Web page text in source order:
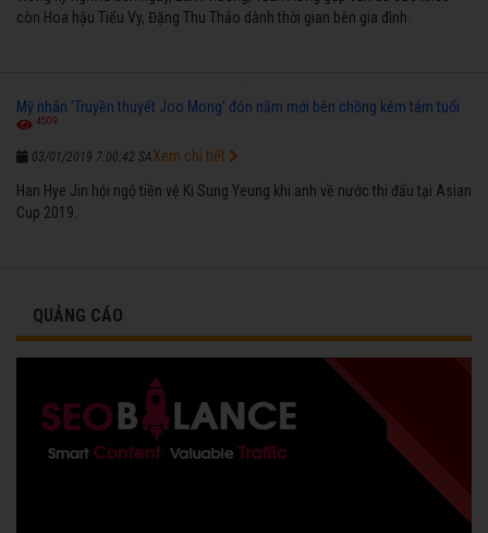
còn Hoa hậu Tiểu Vy, Đặng Thu Thảo dành thời gian bên gia đình.
Mỹ nhân 'Truyền thuyết Joo Mong' đón năm mới bên chồng kém tám tuổi
4509
03/01/2019 7:00:42 SA
Han Hye Jin hội ngộ tiền vệ Ki Sung Yeung khi anh về nước thi đấu tại Asian
Cup 2019.
Xem chi tiết
QUẢNG CÁO